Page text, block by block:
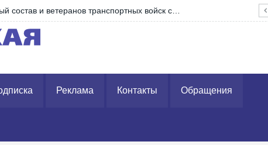
жилье для тружеников
Реклама Контакты Обращения